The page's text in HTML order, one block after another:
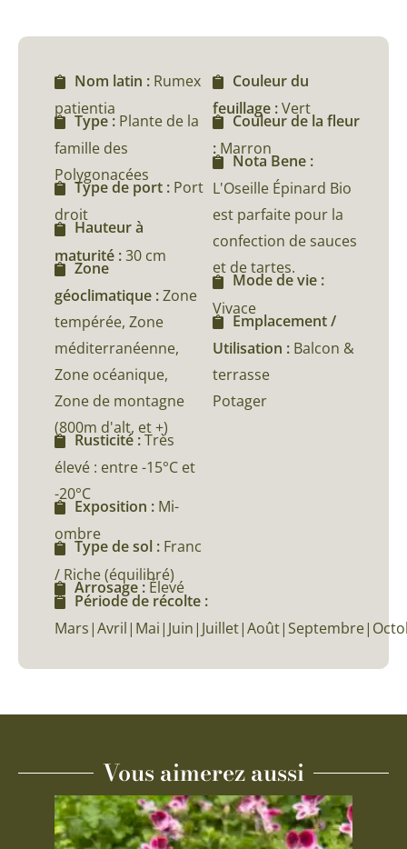
Nom latin : Rumex
patientia
Type : Plante de la
famille des
Polygonacées
Type de port : Port
droit
Hauteur à
maturité :30 cm
Zone
géoclimatique :Zone
tempérée, Zone
méditerranéenne,
Zone océanique,
Zone de montagne
(800m d'alt, et +)
Rusticité :Très
élevé : entre -15°C et
-20°C
Exposition : Mi-
ombre
Type de sol : Franc
/ Riche (équilibré)
Arrosage :Élevé
Période de récolte :
Couleur du
feuillage :Vert
Couleur de la fleur
: Marron
Nota Bene :
L'Oseille Épinard Bio
est parfaite pour la
confection de sauces
et de tartes.
Mode de vie :
Vivace
Emplacement /
Utilisation : Balcon &
terrasse
Potager
Vous aimerez aussi